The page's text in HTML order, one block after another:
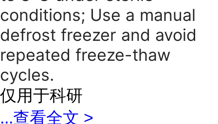
conditions; Use a manual
defrost freezer and avoid
repeated freeze-thaw
cycles.
仅用于科研
...查看全文 >